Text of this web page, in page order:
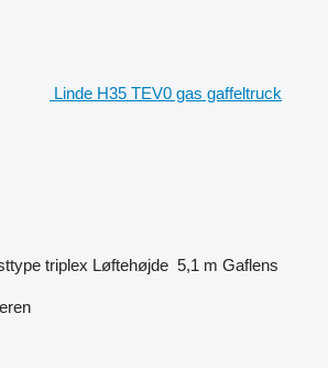
Linde H35 TEV0 gas gaffeltruck
triplex Løftehøjde 5,1 m Gaflens